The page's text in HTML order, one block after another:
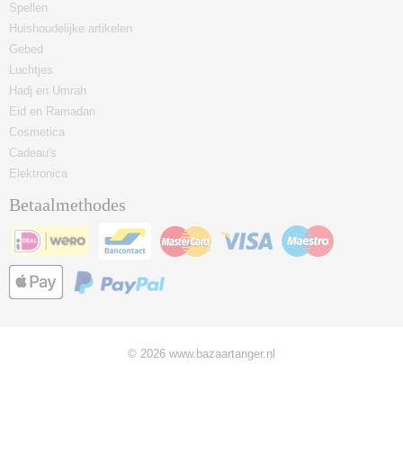
Spellen
Huishoudelijke artikelen
Gebed
Luchtjes
Hadj en Umrah
Eid en Ramadan
Cosmetica
Cadeau's
Elektronica
Betaalmethodes
© 2026 www.bazaartanger.nl